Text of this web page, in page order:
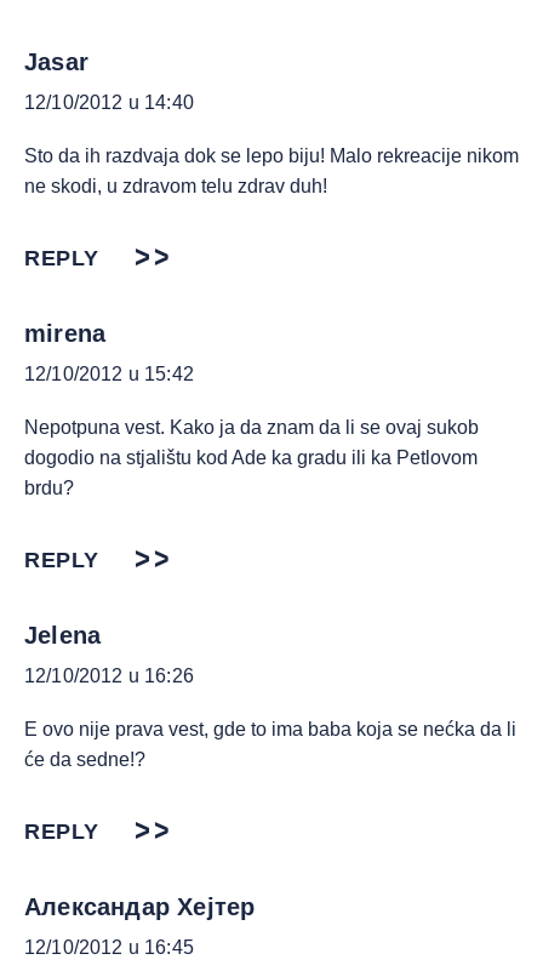
Jasar
12/10/2012 u 14:40
Sto da ih razdvaja dok se lepo biju! Malo rekreacije nikom
ne skodi, u zdravom telu zdrav duh!
REPLY
mirena
12/10/2012 u 15:42
Nepotpuna vest. Kako ja da znam da li se ovaj sukob
dogodio na stjalištu kod Ade ka gradu ili ka Petlovom
brdu?
REPLY
Jelena
12/10/2012 u 16:26
E ovo nije prava vest, gde to ima baba koja se nećka da li
će da sedne!?
REPLY
Александар Хејтер
12/10/2012 u 16:45